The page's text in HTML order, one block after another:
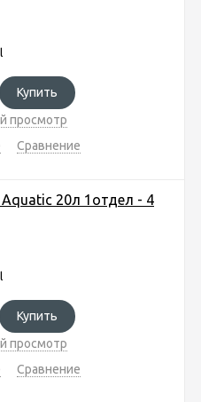
Купить
просмотр
Сравнение
20л 1отдел - 4
Купить
просмотр
Сравнение